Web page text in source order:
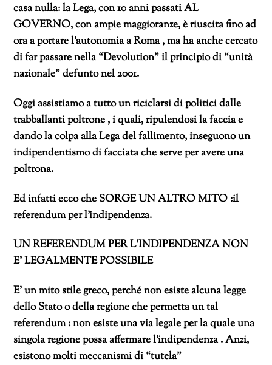
casa nulla: la Lega, con 10 anni passati AL
GOVERNO, con ampie maggioranze, è riuscita fino ad
ora a portare l’autonomia a Roma , ma ha anche cercato
di far passare nella “Devolution” il principio di “unità
nazionale” defunto nel 2001.
Oggi assistiamo a tutto un riciclarsi di politici dalle
trabballanti poltrone , i quali, ripulendosi la faccia e
dando la colpa alla Lega del fallimento, inseguono un
indipendentismo di facciata che serve per avere una
poltrona.
Ed infatti ecco che SORGE UN ALTRO MITO :il
referendum per l’indipendenza.
UN REFERENDUM PER L’INDIPENDENZA NON
E’ LEGALMENTE POSSIBILE
E’ un mito stile greco, perché non esiste alcuna legge
dello Stato o della regione che permetta un tal
referendum : non esiste una via legale per la quale una
singola regione possa affermare l’indipendenza . Anzi,
esistono molti meccanismi di “tutela”